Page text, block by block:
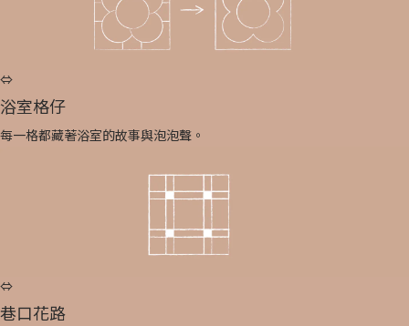
⇔
浴室格仔
每一格都藏著浴室的故事與泡泡聲。
⇔
巷口花路